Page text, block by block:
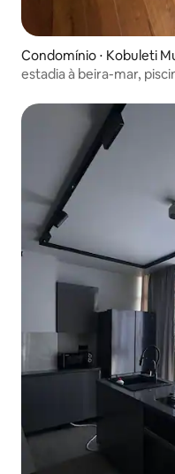
Condomínio ⋅ Kobuleti
estadia à beira-mar,